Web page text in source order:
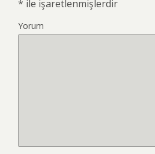
* ile işaretlenmişlerdir
Yorum